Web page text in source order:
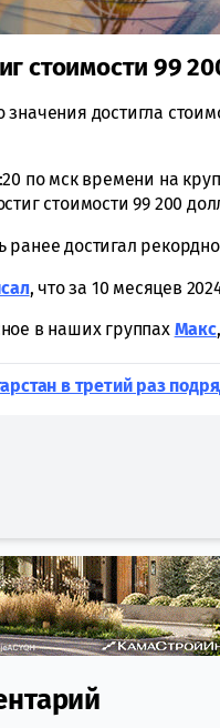
стоимости 99
значения достигла
по мск времени на
стоимости 99 200
ранее достигал
, что за 10 месяцев
в наших группах Макс
в третий раз